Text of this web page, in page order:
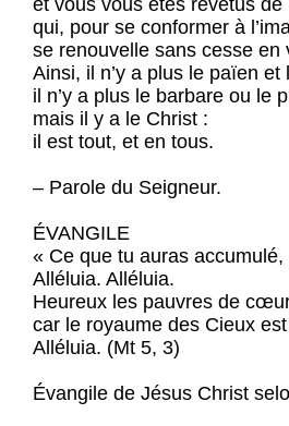
qui, pour se conformer à
se renouvelle sans cesse
Ainsi, il n’y a plus le païen
il n’y a plus le barbare ou le
mais il y a le Christ :
il est tout, et en tous.
– Parole du Seigneur.
ÉVANGILE
« Ce que tu auras
Alléluia. Alléluia.
Heureux les pauvres de
car le royaume des Cieux
Alléluia. (Mt 5, 3)
Évangile de Jésus Christ